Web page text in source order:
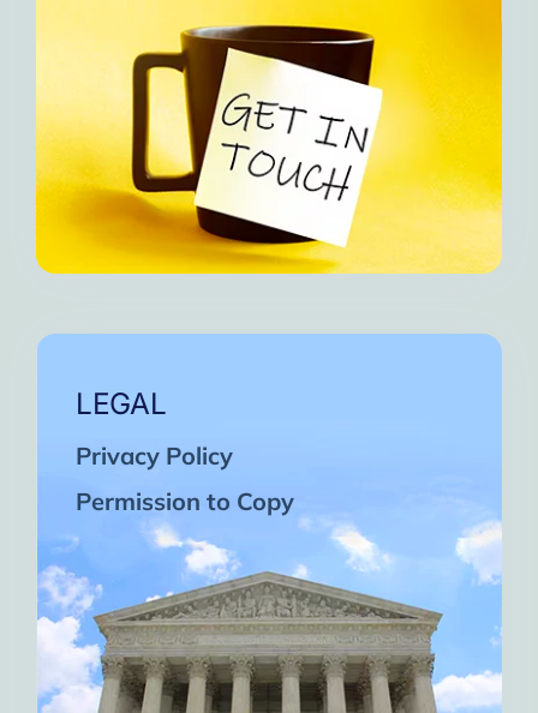
LEGAL
Privacy Policy
Permission to Copy